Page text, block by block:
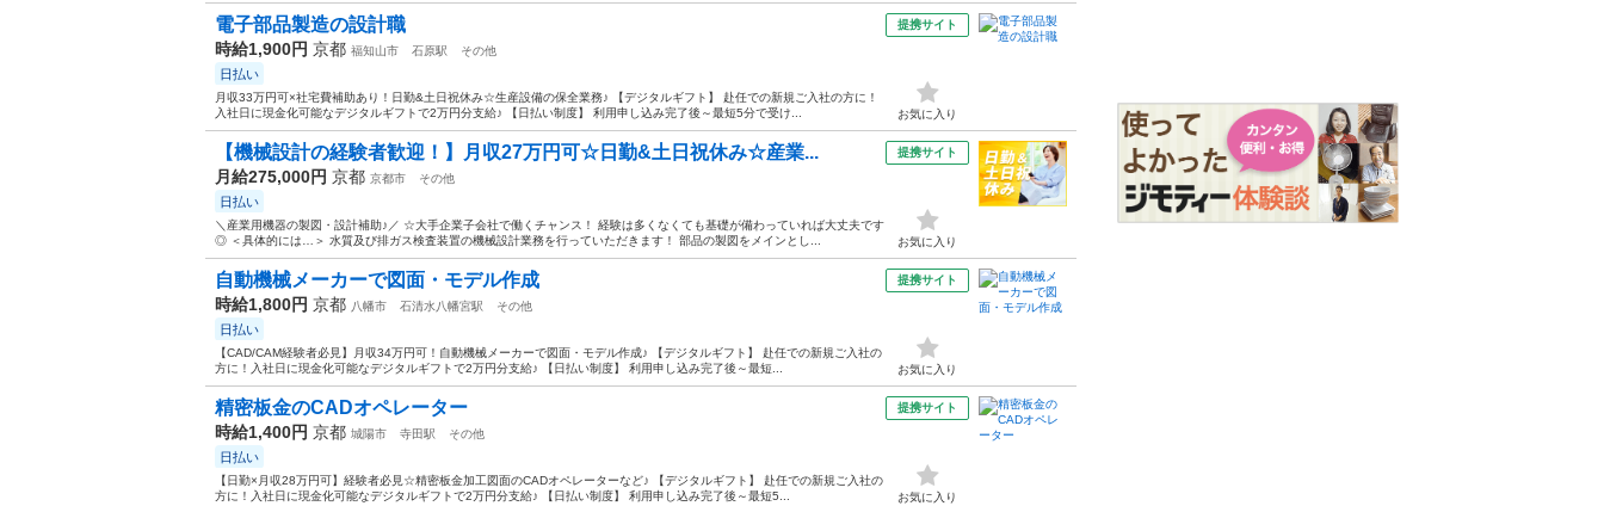
電子部品製造の設計職
時給1,900円 京都 福知山市 石原駅 その他
日払い
月収33万円可×社宅費補助あり！日勤&土日祝休み☆生産設備の保全業務♪ 【デジタルギフト】 赴任での新規ご入社の方に！
入社日に現金化可能なデジタルギフトで2万円分支給♪ 【日払い制度】 利用申し込み完了後～最短5分で受け...
提携サイト
お気に入り
【機械設計の経験者歓迎！】月収27万円可☆日勤&土日祝休み☆産業...
月給275,000円 京都 京都市 その他
日払い
＼産業用機器の製図・設計補助♪／ ☆大手企業子会社で働くチャンス！ 経験は多くなくても基礎が備わっていれば大丈夫です
◎ ＜具体的には…＞ 水質及び排ガス検査装置の機械設計業務を行っていただきます！ 部品の製図をメインとし...
提携サイト
お気に入り
自動機械メーカーで図面・モデル作成
時給1,800円 京都 八幡市 石清水八幡宮駅 その他
日払い
【CAD/CAM経験者必見】月収34万円可！自動機械メーカーで図面・モデル作成♪ 【デジタルギフト】 赴任での新規ご入社の
方に！入社日に現金化可能なデジタルギフトで2万円分支給♪ 【日払い制度】 利用申し込み完了後～最短...
提携サイト
お気に入り
精密板金のCADオペレーター
時給1,400円 京都 城陽市 寺田駅 その他
日払い
【日勤×月収28万円可】経験者必見☆精密板金加工図面のCADオペレーターなど♪ 【デジタルギフト】 赴任での新規ご入社の
方に！入社日に現金化可能なデジタルギフトで2万円分支給♪ 【日払い制度】 利用申し込み完了後～最短5...
提携サイト
お気に入り